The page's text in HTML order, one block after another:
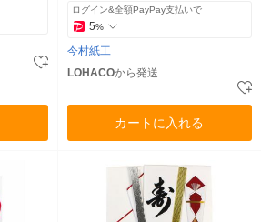
ログイン&全額PayPay支払いで
5%
今村紙工
LOHACOから発送
カートに入れる